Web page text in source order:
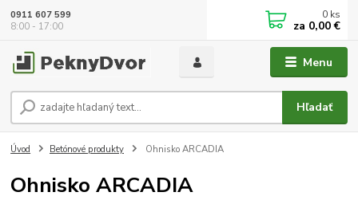
Menu
Hľadať
0911 607 599
8:00 - 17:00
0 ks
za 0,00 €
Úvod Betónové produkty Ohnisko ARCADIA
Ohnisko ARCADIA